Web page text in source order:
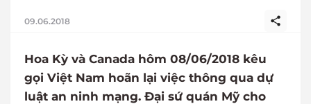
09.06.2018
Hoa Kỳ và Canada hôm 08/06/2018 kêu
gọi Việt Nam hoãn lại việc thông qua dự
luật an ninh mạng. Đại sứ quán Mỹ cho